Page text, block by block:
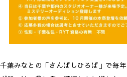
千葉みなとの「さんばしひろば」で毎